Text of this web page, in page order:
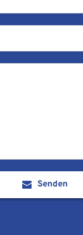
Senden